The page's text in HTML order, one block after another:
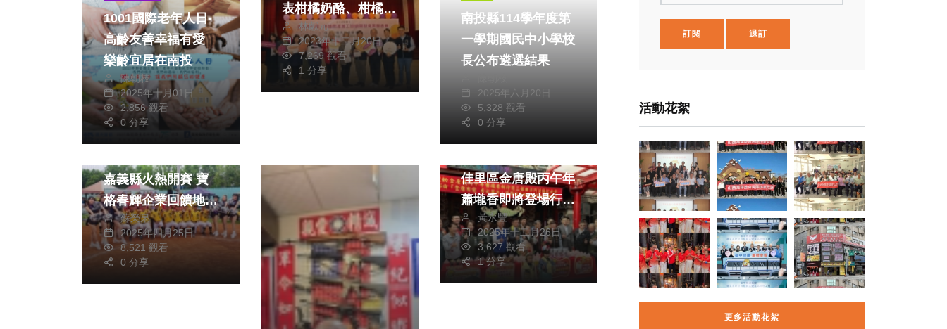
1001國際老年人日-
高齡友善幸福有愛
樂齡宜居在南投
陳朝枝
2025年十月01日
2,856 觀看
0 分享
表柑橘奶酪、柑橘冰
淇淋、水梨鮮奶酪、
水梨氣泡飲、芋頭霜
淇淋及外埔紅龍果冰
淇淋等產品
林獻元
2023年十二月20日
7,269 觀看
1 分享
南投縣114學年度第
一學期國民中小學校
長公布遴選結果
2025年六月20日
5,328 觀看
0 分享
熱門 社會
嘉義縣火熱開賽 寶
格春輝企業回饋地方
贊助蘇榮泉
2025年四月25日
8,521 觀看
0 分享
社會 生活
佳里區金唐殿丙午年
蕭壠香即將登場行前
3部曲活動展開
黃永豐
2025年十二月26日
3,627 觀看
1 分享
訂閱 退訂
活動花絮
更多活動花絮